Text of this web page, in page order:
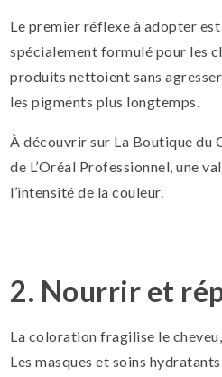
Le premier réflexe à adopter
spécialement formulé pour les
produits nettoient sans
les pigments plus longtemps.
À découvrir sur La Boutique
de L’Oréal Professionnel, une
l’intensité de la couleur.
2. Nourrir et
La coloration fragilise le
Les masques et soins